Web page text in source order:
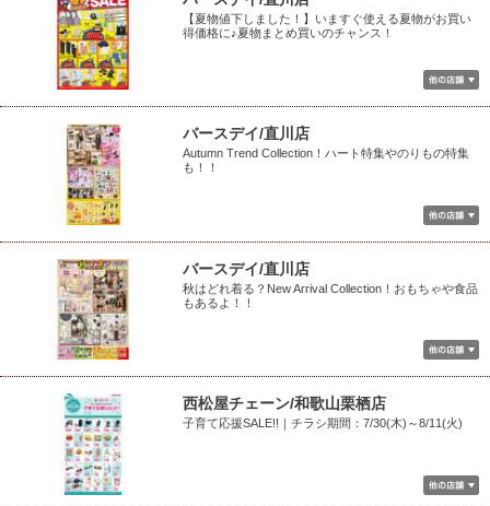
【夏物値下しました！】いますぐ使える夏物がお買い
得価格に♪夏物まとめ買いのチャンス！
バースデイ/直川店
Autumn Trend Collection！ハート特集やのりもの特集
も！！
バースデイ/直川店
秋はどれ着る？New Arrival Collection！おもちゃや食品
もあるよ！！
西松屋チェーン/和歌山栗栖店
子育て応援SALE!!｜チラシ期間：7/30(木)～8/11(火)